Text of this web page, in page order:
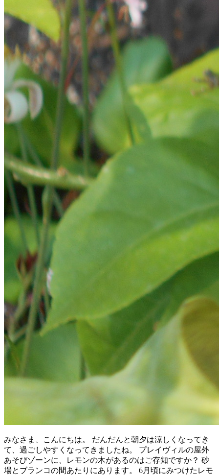
みなさま、こんにちは。 だんだんと朝夕は涼しくなってき
て、過ごしやすくなってきましたね。 プレイヴィルの屋外
あそびゾーンに、レモンの木があるのはご存知ですか？ 砂
場とブランコの間あたりにあります。 6月頃にみつけたレモ